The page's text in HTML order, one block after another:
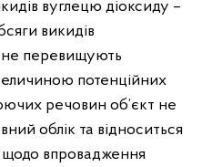
вуглецю діоксиду –
викидів
перевищують
потенційних
речовин об’єкт не
облік та відноситься
щодо впровадження